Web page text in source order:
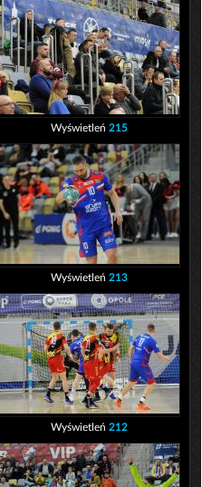
Wyświetleń 215
Wyświetleń 213
Wyświetleń 212